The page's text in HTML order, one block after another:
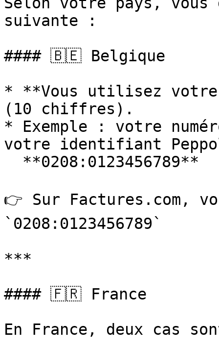
suivante :
#### 🇧🇪 Belgique
* **Vous utilisez votre
(10 chiffres).
* Exemple : votre
votre identifiant
👉 Sur Factures.com,
`0208:0123456789`
***
#### 🇫🇷 France
En France, deux cas